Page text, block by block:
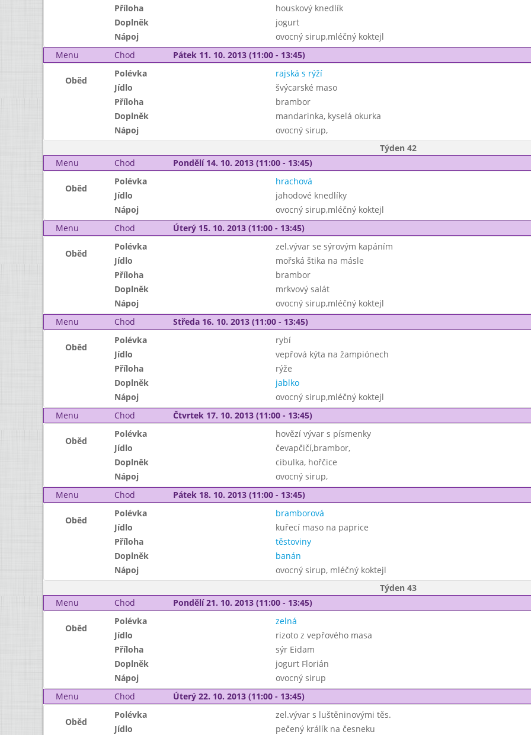
Příloha
houskový knedlík
Doplněk
jogurt
Nápoj
ovocný sirup,mléčný koktejl
Menu
Chod Pátek 11. 10. 2013 (11:00 - 13:45)
Oběd
Polévka
rajská s rýží
Jídlo
švýcarské maso
Příloha
brambor
Doplněk
mandarinka, kyselá okurka
Nápoj
ovocný sirup,
Týden 42
Menu
Chod Pondělí 14. 10. 2013 (11:00 - 13:45)
Oběd
Polévka
hrachová
Jídlo
jahodové knedlíky
Nápoj
ovocný sirup,mléčný koktejl
Menu
Chod Úterý 15. 10. 2013 (11:00 - 13:45)
Oběd
Polévka
zel.vývar se sýrovým kapáním
Jídlo
mořská štika na másle
Příloha
brambor
Doplněk
mrkvový salát
Nápoj
ovocný sirup,mléčný koktejl
Menu
Chod Středa 16. 10. 2013 (11:00 - 13:45)
Oběd
Polévka
rybí
Jídlo
vepřová kýta na žampiónech
Příloha
rýže
Doplněk
jablko
Nápoj
ovocný sirup,mléčný koktejl
Menu
Chod Čtvrtek 17. 10. 2013 (11:00 - 13:45)
Oběd
Polévka
hovězí vývar s písmenky
Jídlo
čevapčičí,brambor,
Doplněk
cibulka, hořčice
Nápoj
ovocný sirup,
Menu
Chod Pátek 18. 10. 2013 (11:00 - 13:45)
Oběd
Polévka
bramborová
Jídlo
kuřecí maso na paprice
Příloha
těstoviny
Doplněk
banán
Nápoj
ovocný sirup, mléčný koktejl
Týden 43
Menu
Chod Pondělí 21. 10. 2013 (11:00 - 13:45)
Oběd
Polévka
zelná
Jídlo
rizoto z vepřového masa
Příloha
sýr Eidam
Doplněk
jogurt Florián
Nápoj
ovocný sirup
Menu
Chod Úterý 22. 10. 2013 (11:00 - 13:45)
Oběd
Polévka
zel.vývar s luštěninovými těs.
Jídlo
pečený králík na česneku